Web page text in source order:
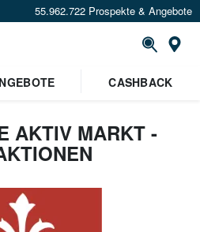
55.962.722 Prospekte & Angebote
festlegen
CASHBACK
AKTIV MARKT -